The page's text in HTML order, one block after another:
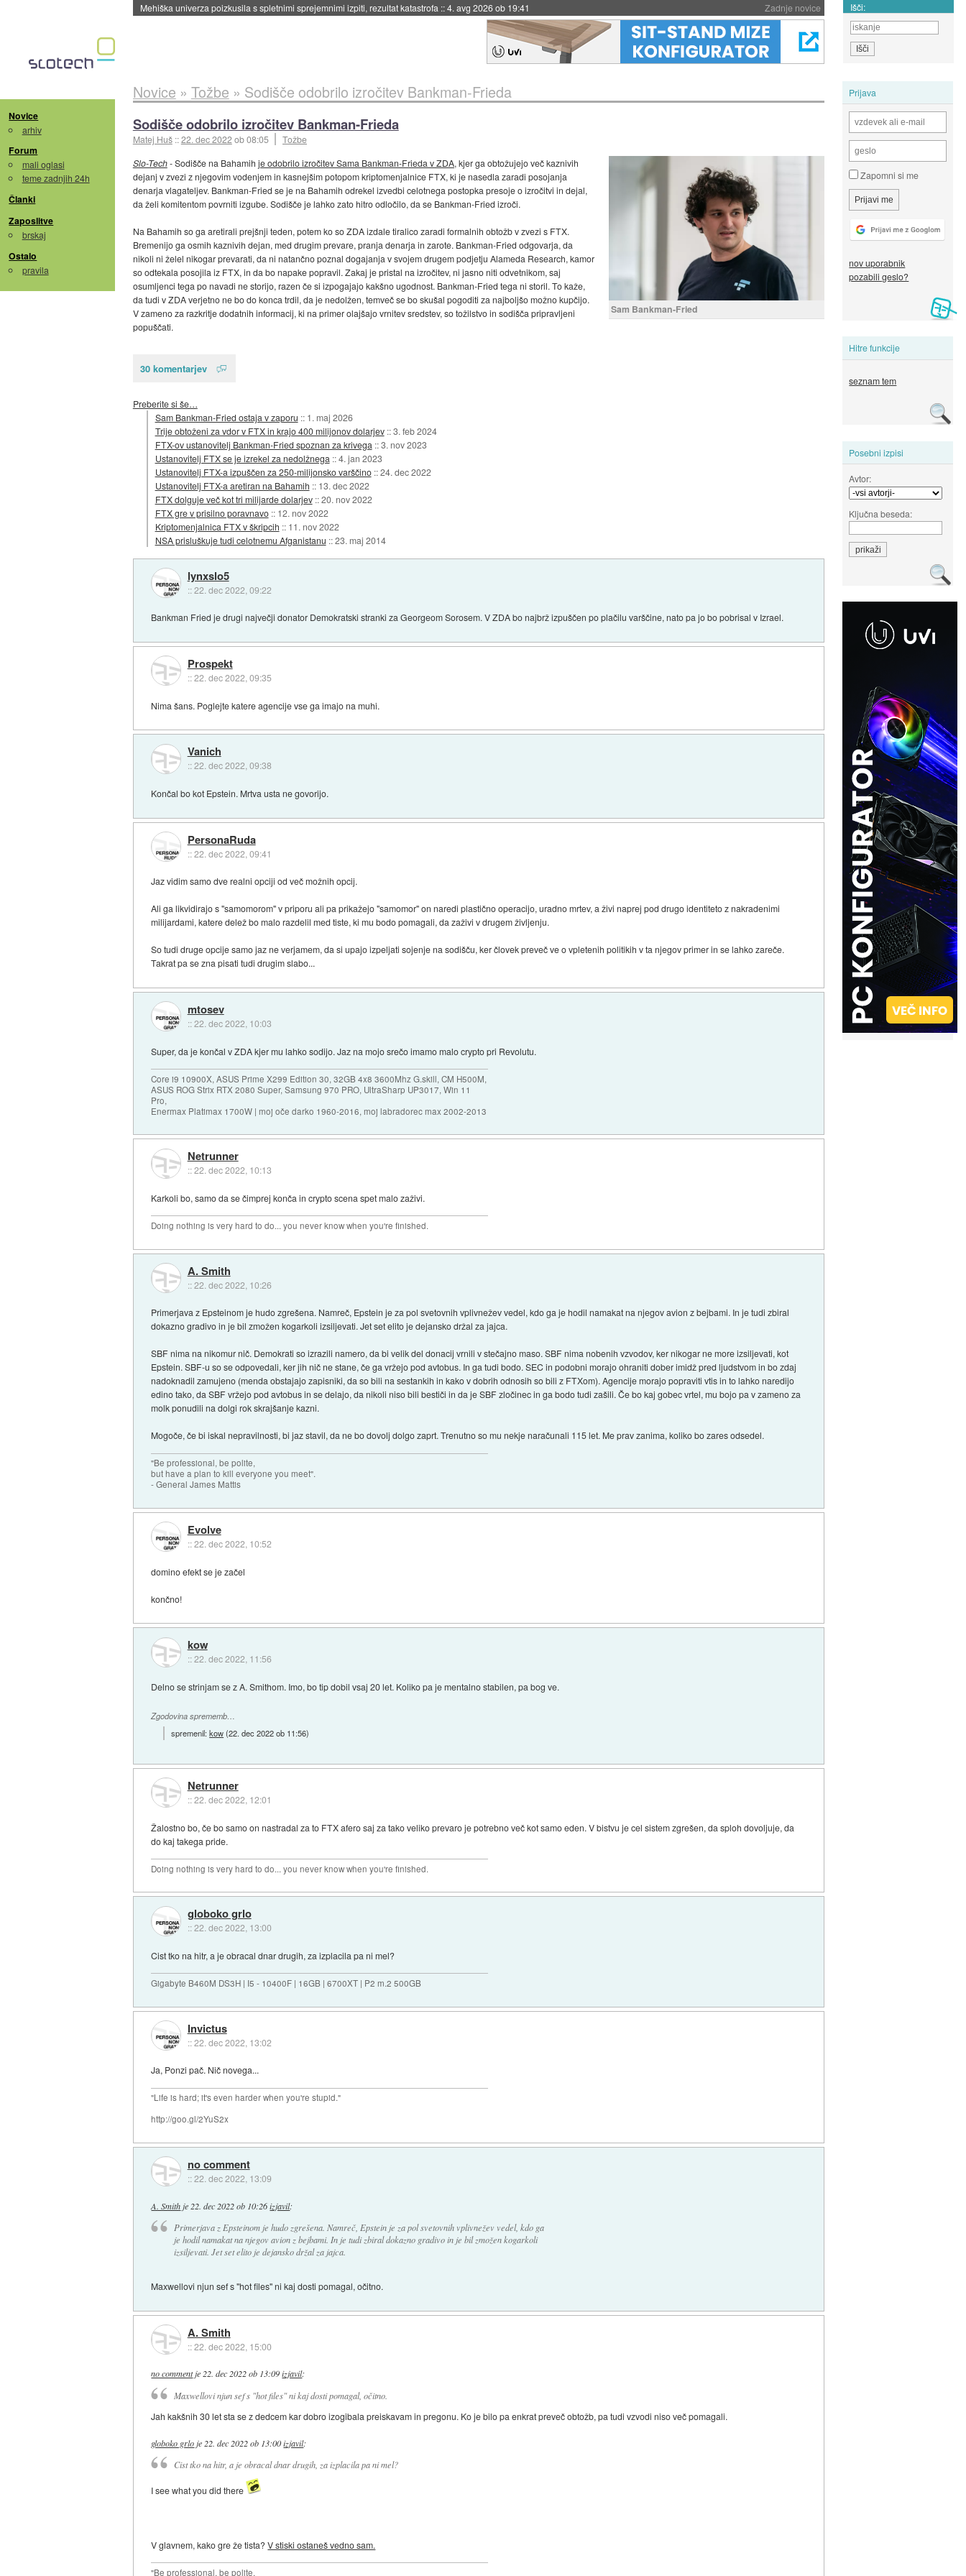
Zadnje novice
Evropska vesoljska agencija razvija svojo raketo za večkratno uporabo::4. avg 2026 ob 19:41 Išči:
Novice
arhiv
Forum
mali oglasi
teme zadnjih 24h
Članki
Zaposlitve
brskaj
Ostalo
pravila
Prijava
Zapomni si me
nov uporabnik
pozabili geslo?
Hitre funkcije
seznam tem
Posebni izpisi
Avtor:
Ključna beseda:
Novice » Tožbe » Sodišče odobrilo izročitev Bankman-Frieda
Sodišče odobrilo izročitev Bankman-Frieda
Matej Huš ::22. dec 2022ob 08:05 Tožbe
Sam Bankman-Fried
Slo-Tech- Sodišče na Bahamih je odobrilo izročitev Sama Bankman-Frieda v ZDA, kjer ga obtožujejo več kaznivih
dejanj v zvezi z njegovim vodenjem in kasnejšim potopom kriptomenjalnice FTX, ki je nasedla zaradi posojanja
denarja vlagateljev. Bankman-Fried se je na Bahamih odrekel izvedbi celotnega postopka presoje o izročitvi in dejal,
da želi komitentom povrniti izgube. Sodišče je lahko zato hitro odločilo, da se Bankman-Fried izroči.
Na Bahamih so ga aretirali prejšnji teden, potem ko so ZDA izdale tiralico zaradi formalnih obtožb v zvezi s FTX.
Bremenijo ga osmih kaznivih dejan, med drugim prevare, pranja denarja in zarote. Bankman-Fried odgovarja, da
nikoli ni želel nikogar prevarati, da ni natančno poznal dogajanja v svojem drugem podjetju Alameda Research, kamor
so odtekala posojila iz FTX, in da bo napake popravil. Zakaj je pristal na izročitev, ni jasno niti odvetnikom, saj
osumljenci tega po navadi ne storijo, razen če si izpogajajo kakšno ugodnost. Bankman-Fried tega ni storil. To kaže,
da tudi v ZDA verjetno ne bo do konca trdil, da je nedolžen, temveč se bo skušal pogoditi za najboljšo možno kupčijo.
V zameno za razkritje dodatnih informacij, ki na primer olajšajo vrnitev sredstev, so tožilstvo in sodišča pripravljeni
popuščati.
30 komentarjev
Preberite si še…
Sam Bankman-Fried ostaja v zaporu :: 1. maj 2026
Trije obtoženi za vdor v FTX in krajo 400 milijonov dolarjev ::3. feb 2024
FTX-ov ustanovitelj Bankman-Fried spoznan za krivega ::3. nov 2023
Ustanovitelj FTX se je izrekel za nedolžnega ::4. jan 2023
Ustanovitelj FTX-a izpuščen za 250-milijonsko varščino ::24. dec 2022
Ustanovitelj FTX-a aretiran na Bahamih :: 13. dec 2022
FTX dolguje več kot tri milijarde dolarjev ::20. nov 2022
FTX gre v prisilno poravnavo :: 12. nov 2022
Kriptomenjalnica FTX v škripcih :: 11. nov 2022
NSA prisluškuje tudi celotnemu Afganistanu ::23. maj 2014
lynxslo5
::22. dec 2022, 09:22
Bankman Fried je drugi največji donator Demokratski stranki za Georgeom Sorosem. V ZDA bo najbrž izpuščen po plačilu varščine, nato pa jo bo pobrisal v Izrael.
Prospekt
::22. dec 2022, 09:35
Nima šans. Poglejte katere agencije vse ga imajo na muhi.
Vanich
::22. dec 2022, 09:38
Končal bo kot Epstein. Mrtva usta ne govorijo.
PersonaRuda
::22. dec 2022, 09:41
Jaz vidim samo dve realni opciji od več možnih opcij.
Ali ga likvidirajo s "samomorom" v priporu ali pa prikažejo "samomor" on naredi plastično operacijo, uradno mrtev, a živi naprej pod drugo identiteto z nakradenimi
milijardami, katere delež bo malo razdelil med tiste, ki mu bodo pomagali, da zaživi v drugem življenju.
So tudi druge opcije samo jaz ne verjamem, da si upajo izpeljati sojenje na sodišču, ker človek preveč ve o vpletenih politikih v ta njegov primer in se lahko zareče.
Takrat pa se zna pisati tudi drugim slabo...
mtosev
::22. dec 2022, 10:03
Super, da je končal v ZDA kjer mu lahko sodijo. Jaz na mojo srečo imamo malo crypto pri Revolutu.
Core i9 10900X, ASUS Prime X299 Edition 30, 32GB 4x8 3600Mhz G.skill, CM H500M,
ASUS ROG Strix RTX 2080 Super, Samsung 970 PRO, UltraSharp UP3017, Win 11
Pro,
Enermax Platimax 1700W | moj oče darko 1960-2016, moj labradorec max 2002-2013
Netrunner
::22. dec 2022, 10:13
Karkoli bo, samo da se čimprej konča in crypto scena spet malo zaživi.
Doing nothing is very hard to do... you never know when you're finished.
A. Smith
::22. dec 2022, 10:26
Primerjava z Epsteinom je hudo zgrešena. Namreč, Epstein je za pol svetovnih vplivnežev vedel, kdo ga je hodil namakat na njegov avion z bejbami. In je tudi zbiral
dokazno gradivo in je bil zmožen kogarkoli izsiljevati. Jet set elito je dejansko držal za jajca.
SBF nima na nikomur nič. Demokrati so izrazili namero, da bi velik del donacij vrnili v stečajno maso. SBF nima nobenih vzvodov, ker nikogar ne more izsiljevati, kot
Epstein. SBF-u so se odpovedali, ker jih nič ne stane, če ga vržejo pod avtobus. In ga tudi bodo. SEC in podobni morajo ohraniti dober imidž pred ljudstvom in bo zdaj
nadoknadil zamujeno (menda obstajajo zapisniki, da so bili na sestankih in kako v dobrih odnosih so bili z FTXom). Agencije morajo popraviti vtis in to lahko naredijo
edino tako, da SBF vržejo pod avtobus in se delajo, da nikoli niso bili bestiči in da je SBF zločinec in ga bodo tudi zašili. Če bo kaj gobec vrtel, mu bojo pa v zameno za
molk ponudili na dolgi rok skrajšanje kazni.
Mogoče, če bi iskal nepravilnosti, bi jaz stavil, da ne bo dovolj dolgo zaprt. Trenutno so mu nekje naračunali 115 let. Me prav zanima, koliko bo zares odsedel.
"Be professional, be polite,
but have a plan to kill everyone you meet".
- General James Mattis
Evolve
::22. dec 2022, 10:52
domino efekt se je začel
končno!
kow
::22. dec 2022, 11:56
Delno se strinjam se z A. Smithom. Imo, bo tip dobil vsaj 20 let. Koliko pa je mentalno stabilen, pa bog ve.
Zgodovina sprememb…
spremenil:kow(22. dec 2022 ob 11:56)
Netrunner
::22. dec 2022, 12:01
Žalostno bo, če bo samo on nastradal za to FTX afero saj za tako veliko prevaro je potrebno več kot samo eden. V bistvu je cel sistem zgrešen, da sploh dovoljuje, da
do kaj takega pride.
Doing nothing is very hard to do... you never know when you're finished.
globoko grlo
::22. dec 2022, 13:00
Cist tko na hitr, a je obracal dnar drugih, za izplacila pa ni mel?
Gigabyte B460M DS3H | I5 - 10400F | 16GB | 6700XT | P2 m.2 500GB
Invictus
::22. dec 2022, 13:02
Ja, Ponzi pač. Nič novega...
"Life is hard; it's even harder when you're stupid."
http://goo.gl/2YuS2x
no comment
::22. dec 2022, 13:09
A. Smith je 22. dec 2022 ob 10:26 izjavil:
Primerjava z Epsteinom je hudo zgrešena. Namreč, Epstein je za pol svetovnih vplivnežev vedel, kdo ga
je hodil namakat na njegov avion z bejbami. In je tudi zbiral dokazno gradivo in je bil zmožen kogarkoli
izsiljevati. Jet set elito je dejansko držal za jajca.
Maxwellovi njun sef s "hot files" ni kaj dosti pomagal, očitno.
A. Smith
::22. dec 2022, 15:00
no commentje22. dec 2022 ob 13:09 izjavil:
Maxwellovi njun sef s "hot files" ni kaj dosti pomagal, očitno.
Jah kakšnih 30 let sta se z dedcem kar dobro izogibala preiskavam in pregonu. Ko je bilo pa enkrat preveč obtožb, pa tudi vzvodi niso več pomagali.
globoko grlo je 22. dec 2022 ob 13:00 izjavil:
Cist tko na hitr, a je obracal dnar drugih, za izplacila pa ni mel?
I see what you did there
V glavnem, kako gre že tista?V stiski ostaneš vedno sam.
"Be professional, be polite,